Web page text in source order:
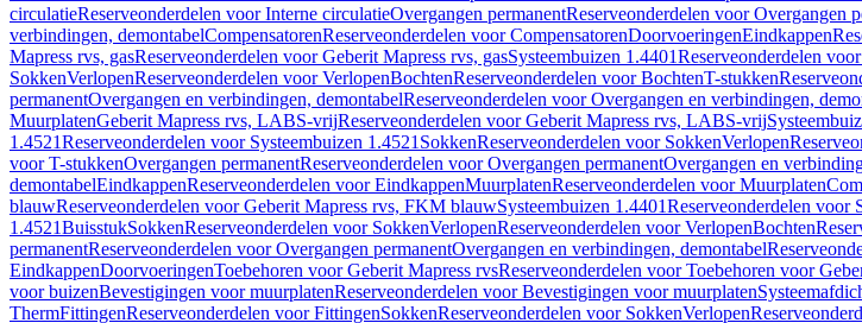
circulatieReserveonderdelen voor Interne circulatieOvergangen permanentReserveonderdelen voor Overgangen
verbindingen, demontabelCompensatorenReserveonderdelen voor CompensatorenDoorvoeringenEindkappen
Mapress rvs, gasReserveonderdelen voor Geberit Mapress rvs, gasSysteembuizen 1.4401Reserveonderdelen
SokkenVerlopenReserveonderdelen voor VerlopenBochtenReserveonderdelen voor BochtenT-stukken
permanentOvergangen en verbindingen, demontabelReserveonderdelen voor Overgangen en verbindingen,
MuurplatenGeberit Mapress rvs, LABS-vrijReserveonderdelen voor Geberit Mapress rvs, LABS-vrij
1.4521Reserveonderdelen voor Systeembuizen 1.4521 SokkenReserveonderdelen voor SokkenVerlopen
voor T-stukkenOvergangen permanentReserveonderdelen voor Overgangen permanentOvergangen en
demontabelEindkappenReserveonderdelen voor EindkappenMuurplatenReserveonderdelen voor Muurplaten
blauwReserveonderdelen voor Geberit Mapress rvs, FKM blauwSysteembuizen 1.4401Reserveonderdelen voor
1.4521BuisstukSokkenReserveonderdelen voor SokkenVerlopenReserveonderdelen voor VerlopenBochten
permanentReserveonderdelen voor Overgangen permanentOvergangen en verbindingen, demontabel
EindkappenDoorvoeringenToebehoren voor Geberit Mapress rvsReserveonderdelen voor Toebehoren voor
voor buizenBevestigingen voor muurplatenReserveonderdelen voor Bevestigingen voor muurplaten
ThermFittingenReserveonderdelen voor FittingenSokkenReserveonderdelen voor SokkenVerlopen